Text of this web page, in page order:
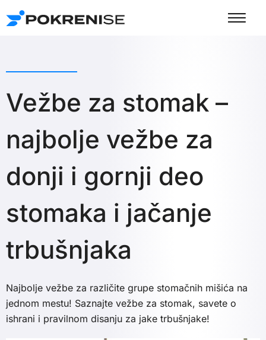
Пређи
на
Vežbe za stomak –
najbolje vežbe za
donji i gornji deo
stomaka i jačanje
trbušnjaka
Najbolje vežbe za različite grupe stomačnih mišića na
jednom mestu! Saznajte vežbe za stomak, savete o
ishrani i pravilnom disanju za jake trbušnjake!